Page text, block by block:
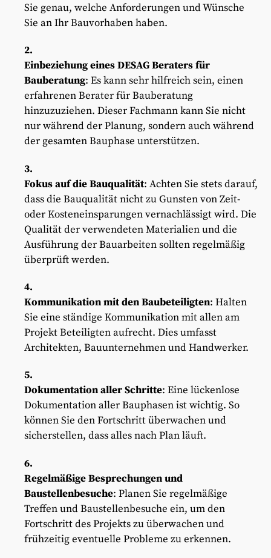
Sie genau, welche Anforderungen und Wünsche
Sie an Ihr Bauvorhaben haben.
Einbeziehung eines DESAG Beraters für
Bauberatung: Es kann sehr hilfreich sein, einen
erfahrenen Berater für Bauberatung
hinzuzuziehen. Dieser Fachmann kann Sie nicht
nur während der Planung, sondern auch während
der gesamten Bauphase unterstützen.
Fokus auf die Bauqualität: Achten Sie stets darauf,
dass die Bauqualität nicht zu Gunsten von Zeit-
oder Kosteneinsparungen vernachlässigt wird. Die
Qualität der verwendeten Materialien und die
Ausführung der Bauarbeiten sollten regelmäßig
überprüft werden.
Kommunikation mit den Baubeteiligten: Halten
Sie eine ständige Kommunikation mit allen am
Projekt Beteiligten aufrecht. Dies umfasst
Architekten, Bauunternehmen und Handwerker.
Dokumentation aller Schritte: Eine lückenlose
Dokumentation aller Bauphasen ist wichtig. So
können Sie den Fortschritt überwachen und
sicherstellen, dass alles nach Plan läuft.
Regelmäßige Besprechungen und
Baustellenbesuche: Planen Sie regelmäßige
Treffen und Baustellenbesuche ein, um den
Fortschritt des Projekts zu überwachen und
frühzeitig eventuelle Probleme zu erkennen.